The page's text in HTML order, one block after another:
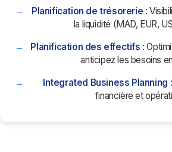
Planification de trésorerie :
la liquidité (MAD, EUR,
Planification des effectifs :
anticipez les besoins
Integrated Business Planning
financière et